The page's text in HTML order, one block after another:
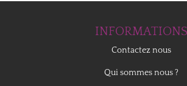
INFORMATIONS
Contactez nous
Qui sommes nous ?